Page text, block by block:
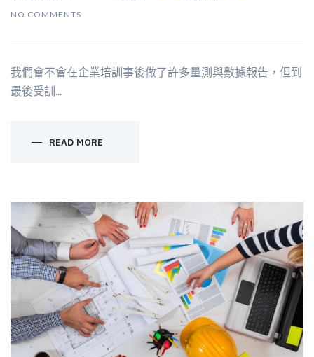
NO COMMENTS
我們會不會在企業培訓事後做了許多量測與數據報告，但到
最後受訓...
READ MORE